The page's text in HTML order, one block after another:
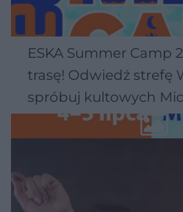
ESKA Summer Camp
trasę! Odwiedź strefę
spróbuj kultowych
Wawelu